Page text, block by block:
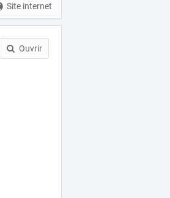
Site internet
Ouvrir